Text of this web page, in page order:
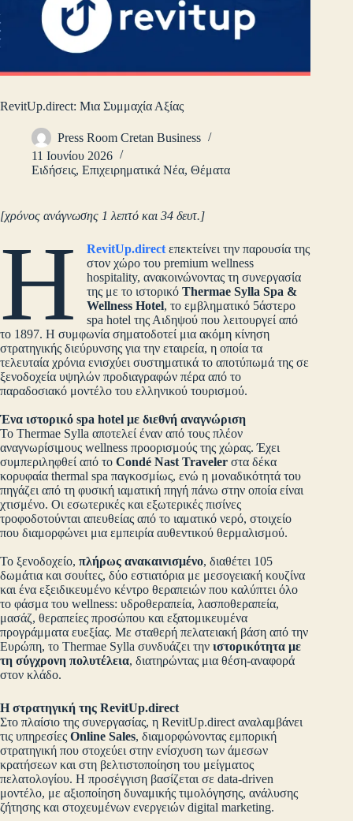
RevitUp.direct: Μια Συμμαχία Αξίας
Press Room Cretan Business
11 Ιουνίου 2026
Ειδήσεις, Επιχειρηματικά Νέα, Θέματα
[χρόνος ανάγνωσης 1 λεπτό και 34 δευτ.]
Η RevitUp.direct επεκτείνει την παρουσία της
στον χώρο του premium wellness
hospitality, ανακοινώνοντας τη συνεργασία
της με το ιστορικόThermae Sylla Spa &
Wellness Hotel, το εμβληματικό 5άστερο
spa hotel της Αιδηψού που λειτουργεί από
το 1897. Η συμφωνία σηματοδοτεί μια ακόμη κίνηση
στρατηγικής διεύρυνσης για την εταιρεία, η οποία τα
τελευταία χρόνια ενισχύει συστηματικά το αποτύπωμά της σε
ξενοδοχεία υψηλών προδιαγραφών πέρα από το
παραδοσιακό μοντέλο του ελληνικού τουρισμού.
Ένα ιστορικό spa hotel με διεθνή αναγνώριση
Το Thermae Sylla αποτελεί έναν από τους πλέον
αναγνωρίσιμους wellness προορισμούς της χώρας. Έχει
συμπεριληφθεί από το Condé Nast Traveler στα δέκα
κορυφαία thermal spa παγκοσμίως, ενώ η μοναδικότητά του
πηγάζει από τη φυσική ιαματική πηγή πάνω στην οποία είναι
χτισμένο. Οι εσωτερικές και εξωτερικές πισίνες
τροφοδοτούνται απευθείας από το ιαματικό νερό, στοιχείο
που διαμορφώνει μια εμπειρία αυθεντικού θερμαλισμού.
Το ξενοδοχείο, πλήρως ανακαινισμένο, διαθέτει 105
δωμάτια και σουίτες, δύο εστιατόρια με μεσογειακή κουζίνα
και ένα εξειδικευμένο κέντρο θεραπειών που καλύπτει όλο
το φάσμα του wellness: υδροθεραπεία, λασποθεραπεία,
μασάζ, θεραπείες προσώπου και εξατομικευμένα
προγράμματα ευεξίας. Με σταθερή πελατειακή βάση από την
Ευρώπη, το Thermae Sylla συνδυάζει την ιστορικότητα με
τη σύγχρονη πολυτέλεια, διατηρώντας μια θέση-αναφορά
στον κλάδο.
Η στρατηγική της RevitUp.direct
Στο πλαίσιο της συνεργασίας, η RevitUp.direct αναλαμβάνει
τις υπηρεσίες Online Sales, διαμορφώνοντας εμπορική
στρατηγική που στοχεύει στην ενίσχυση των άμεσων
κρατήσεων και στη βελτιστοποίηση του μείγματος
πελατολογίου. Η προσέγγιση βασίζεται σε data-driven
μοντέλο, με αξιοποίηση δυναμικής τιμολόγησης, ανάλυσης
ζήτησης και στοχευμένων ενεργειών digital marketing.